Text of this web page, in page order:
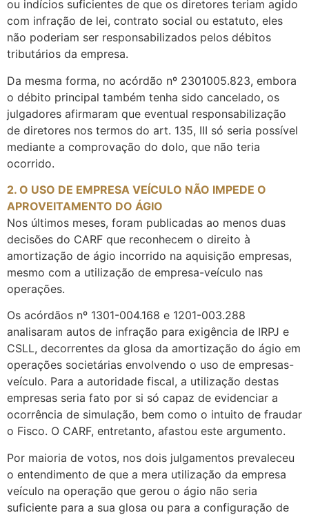
ou indícios suficientes de que os diretores teriam agido
com infração de lei, contrato social ou estatuto, eles
não poderiam ser responsabilizados pelos débitos
tributários da empresa.
Da mesma forma, no acórdão nº 2301­005.823, embora
o débito principal também tenha sido cancelado, os
julgadores afirmaram que eventual responsabilização
de diretores nos termos do art. 135, III só seria possível
mediante a comprovação do dolo, que não teria
ocorrido.
2. O USO DE EMPRESA VEÍCULO NÃO IMPEDE O
APROVEITAMENTO DO ÁGIO
Nos últimos meses, foram publicadas ao menos duas
decisões do CARF que reconhecem o direito à
amortização de ágio incorrido na aquisição empresas,
mesmo com a utilização de empresa-veículo nas
operações.
Os acórdãos nº 1301-004.168 e 1201-003.288
analisaram autos de infração para exigência de IRPJ e
CSLL, decorrentes da glosa da amortização do ágio em
operações societárias envolvendo o uso de empresas-
veículo. Para a autoridade fiscal, a utilização destas
empresas seria fato por si só capaz de evidenciar a
ocorrência de simulação, bem como o intuito de fraudar
o Fisco. O CARF, entretanto, afastou este argumento.
Por maioria de votos, nos dois julgamentos prevaleceu
o entendimento de que a mera utilização da empresa
veículo na operação que gerou o ágio não seria
suficiente para a sua glosa ou para a configuração de